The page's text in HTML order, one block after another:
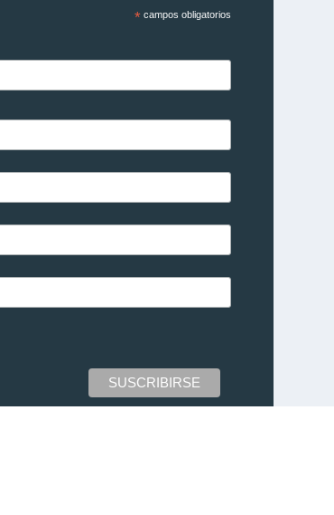
*campos obligatorios